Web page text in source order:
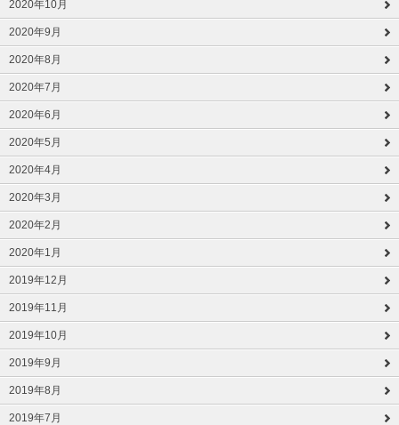
2020年10月
2020年9月
2020年8月
2020年7月
2020年6月
2020年5月
2020年4月
2020年3月
2020年2月
2020年1月
2019年12月
2019年11月
2019年10月
2019年9月
2019年8月
2019年7月